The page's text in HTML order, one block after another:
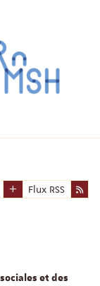
Flux RSS
et des